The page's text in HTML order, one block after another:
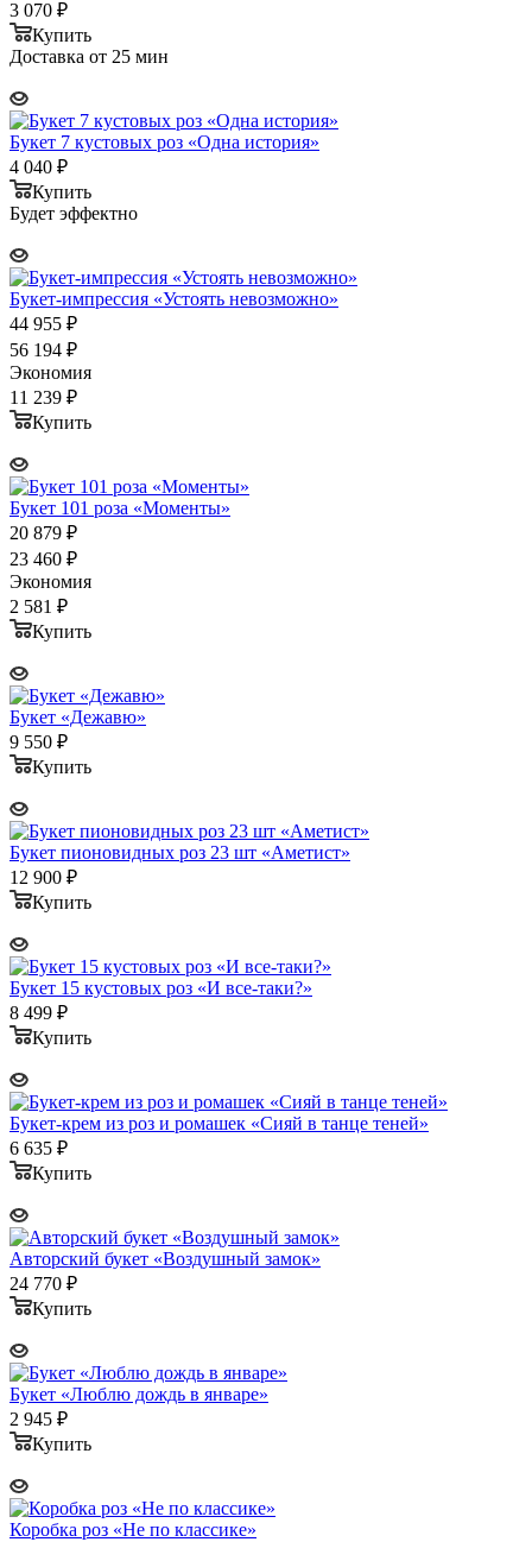
3 070 ₽
Купить
Доставка от 25 мин
Букет 7 кустовых роз «Одна история»
4 040 ₽
Купить
Будет эффектно
Букет-импрессия «Устоять невозможно»
44 955 ₽
56 194 ₽
Экономия
11 239 ₽
Купить
Букет 101 роза «Моменты»
20 879 ₽
23 460 ₽
Экономия
2 581 ₽
Купить
Букет «Дежавю»
9 550 ₽
Купить
Букет пионовидных роз 23 шт «Аметист»
12 900 ₽
Купить
Букет 15 кустовых роз «И все-таки?»
8 499 ₽
Купить
Букет-крем из роз и ромашек «Сияй в танце теней»
6 635 ₽
Купить
Авторский букет «Воздушный замок»
24 770 ₽
Купить
Букет «Люблю дождь в январе»
2 945 ₽
Купить
Коробка роз «Не по классике»